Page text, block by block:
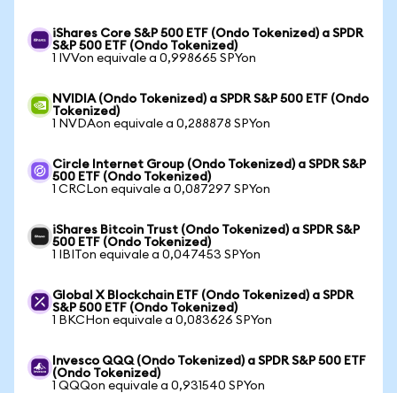
iShares Core S&P 500 ETF (Ondo Tokenized) a SPDR
S&P 500 ETF (Ondo Tokenized)
1 IVVon equivale a 0,998665 SPYon
NVIDIA (Ondo Tokenized) a SPDR S&P 500 ETF (Ondo
Tokenized)
1 NVDAon equivale a 0,288878 SPYon
Circle Internet Group (Ondo Tokenized) a SPDR S&P
500 ETF (Ondo Tokenized)
1 CRCLon equivale a 0,087297 SPYon
iShares Bitcoin Trust (Ondo Tokenized) a SPDR S&P
500 ETF (Ondo Tokenized)
1 IBITon equivale a 0,047453 SPYon
Global X Blockchain ETF (Ondo Tokenized) a SPDR
S&P 500 ETF (Ondo Tokenized)
1 BKCHon equivale a 0,083626 SPYon
Invesco QQQ (Ondo Tokenized) a SPDR S&P 500 ETF
(Ondo Tokenized)
1 QQQon equivale a 0,931540 SPYon